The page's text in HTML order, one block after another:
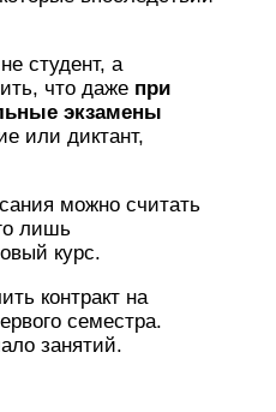
студент, а
что даже при
экзамены
или диктант,
можно считать
лишь
курс.
контракт на
семестра.
занятий.